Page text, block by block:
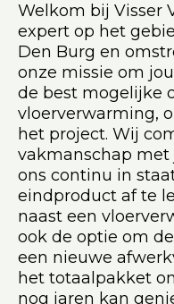
Welkom bij Visser
expert op het
Den Burg en
onze missie om
de best mogelijke
vloerverwarming,
het project. Wij
vakmanschap met
ons continu in
eindproduct af te
naast een
ook de optie om
een nieuwe
het totaalpakket
nog jaren kan